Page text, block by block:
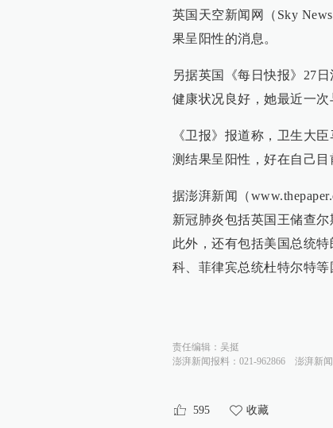
英国天空新闻网（Sky
果呈阳性的消息。
另据英国《每日快报》27
健康状况良好，她最近一次
《卫报》报道称，卫生大
测结果呈阳性，好在自己目
据澎湃新闻（
新冠肺炎包括英国王储查尔
此外，还有包括美国总统
科、菲律宾总统杜特尔特等
责任编辑： 吴挺
澎湃新闻报料：021-962866
澎湃新
595 收藏